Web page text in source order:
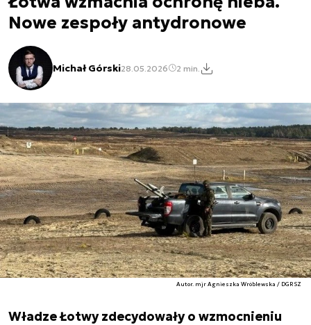
Nowe zespoły antydronowe
Michał Górski28.05.2026 2 min.
Autor. mjr Agnieszka Wróblewska / DGRSZ
Władze Łotwy zdecydowały o wzmocnieniu